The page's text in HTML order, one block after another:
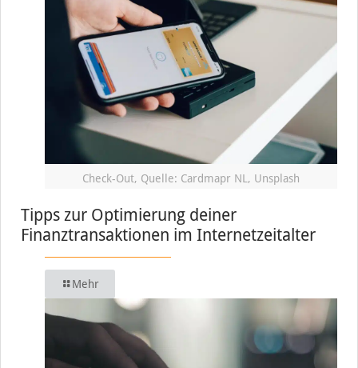
Check-Out, Quelle: Cardmapr NL, Unsplash
Tipps zur Optimierung deiner
Finanztransaktionen im Internetzeitalter
Mehr